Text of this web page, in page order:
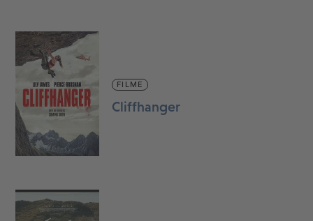
FILME
Cliffhanger